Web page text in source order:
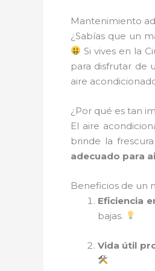
Mantenimiento
¿Sabías que un
Si vives en la
para disfrutar de
aire
¿Por qué es tan
El aire
brinde la
adecuado para
Beneficios de un
Eficiencia
bajas.
Vida útil